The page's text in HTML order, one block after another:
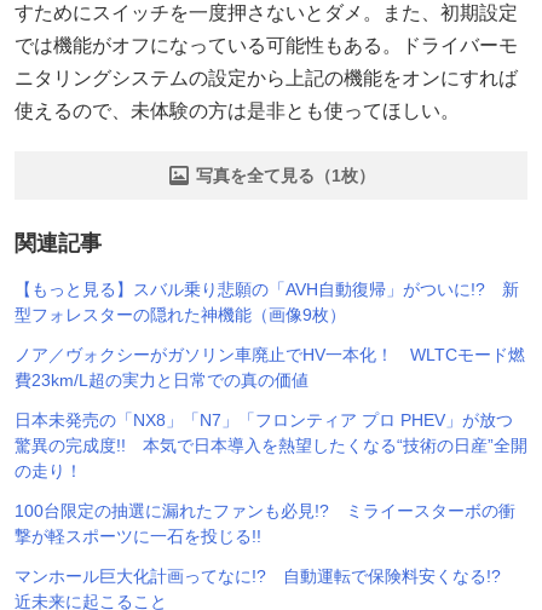
すためにスイッチを一度押さないとダメ。また、初期設定
では機能がオフになっている可能性もある。ドライバーモ
ニタリングシステムの設定から上記の機能をオンにすれば
使えるので、未体験の方は是非とも使ってほしい。
写真を全て見る（1枚）
関連記事
【もっと見る】スバル乗り悲願の「AVH自動復帰」がついに!? 新
型フォレスターの隠れた神機能（画像9枚）
ノア／ヴォクシーがガソリン車廃止でHV一本化！ WLTCモード燃
費23km/L超の実力と日常での真の価値
日本未発売の「NX8」「N7」「フロンティア プロ PHEV」が放つ
驚異の完成度!! 本気で日本導入を熱望したくなる“技術の日産”全開
の走り！
100台限定の抽選に漏れたファンも必見!? ミライースターボの衝
撃が軽スポーツに一石を投じる!!
マンホール巨大化計画ってなに!? 自動運転で保険料安くなる!?
近未来に起こること